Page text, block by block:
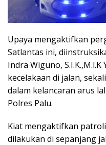
Upaya mengaktifkan
Satlantas ini,
Indra Wiguno,
kecelakaan di jalan,
dalam kelancaran arus
Polres Palu.
Kiat mengaktifkan
dilakukan di sepanjang